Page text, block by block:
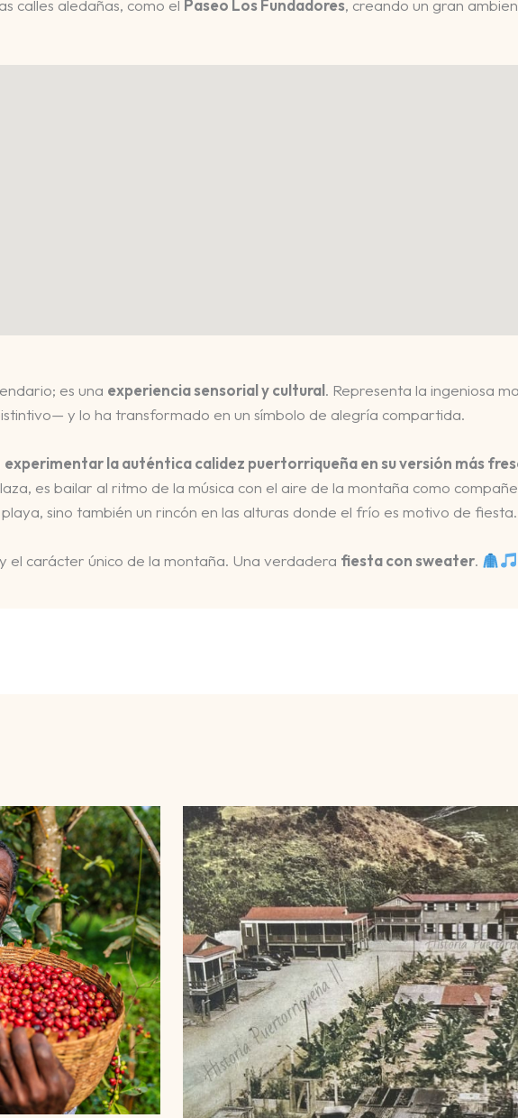
calles aledañas, como el Paseo Los Fundadores, creando un gran
es una experiencia sensorial y cultural. Representa la ingeniosa
y lo ha transformado en un símbolo de alegría compartida.
experimentar la auténtica calidez puertorriqueña en su versión más
es bailar al ritmo de la música con el aire de la montaña como
sino también un rincón en las alturas donde el frío es motivo de fiesta.
el carácter único de la montaña. Una verdadera fiesta con sweater.